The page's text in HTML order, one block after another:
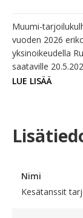
Muumi-
vuoden 2026
yksinoikeudella
saataville
LUE LISÄÄ
Nimi
Kesätanssit